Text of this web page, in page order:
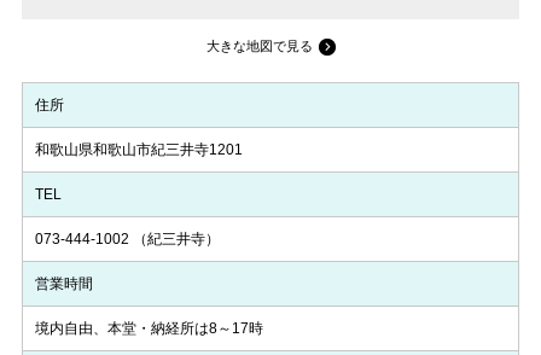
大きな地図で見る
住所
和歌山県和歌山市紀三井寺1201
TEL
073-444-1002 （紀三井寺）
営業時間
境内自由、本堂・納経所は8～17時